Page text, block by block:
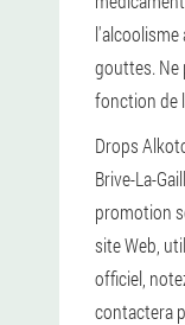
l'alcoolisme
gouttes. Ne
fonction de
Drops
Brive-La-
promotion
site Web,
officiel,
contactera